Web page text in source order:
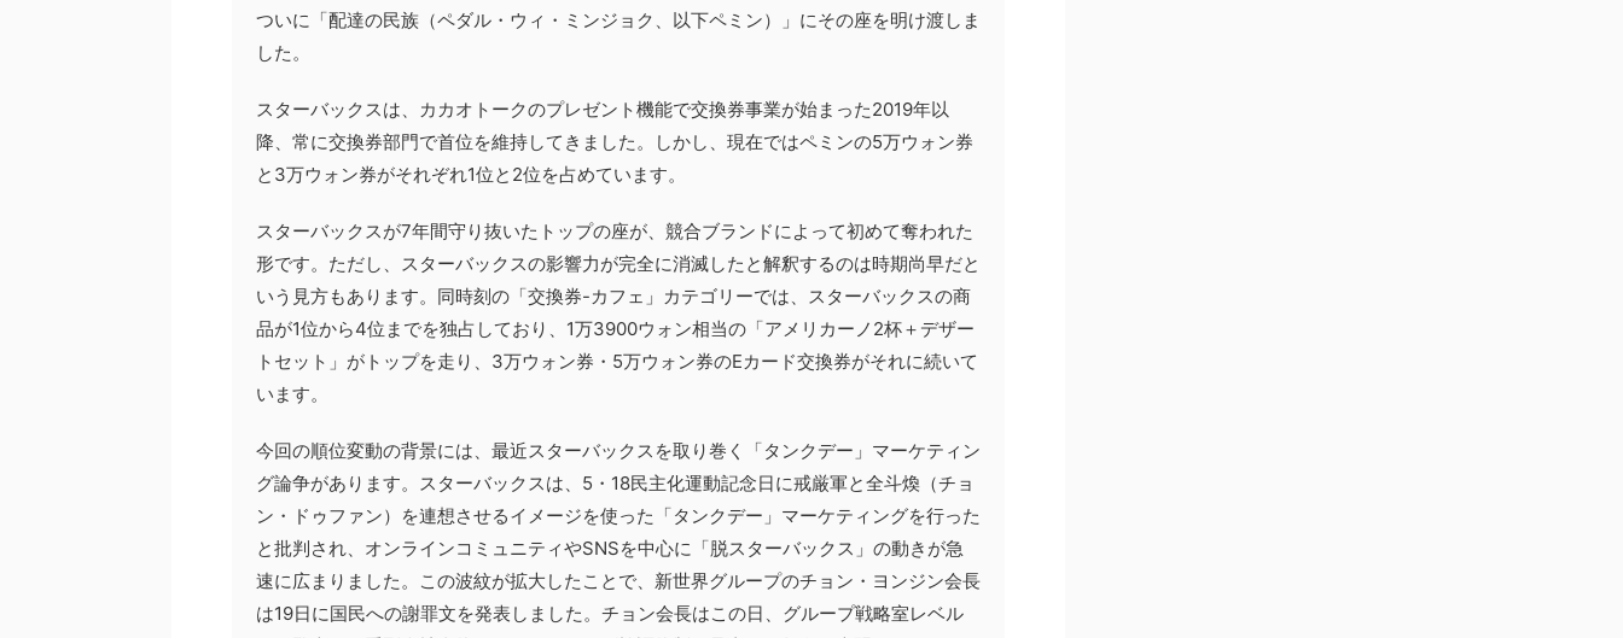
ついに「配達の民族（ペダル・ウィ・ミンジョク、以下ペミン）」にその座を明け渡しま
した。
スターバックスは、カカオトークのプレゼント機能で交換券事業が始まった2019年以
降、常に交換券部門で首位を維持してきました。しかし、現在ではペミンの5万ウォン券
と3万ウォン券がそれぞれ1位と2位を占めています。
スターバックスが7年間守り抜いたトップの座が、競合ブランドによって初めて奪われた
形です。ただし、スターバックスの影響力が完全に消滅したと解釈するのは時期尚早だと
いう見方もあります。同時刻の「交換券-カフェ」カテゴリーでは、スターバックスの商
品が1位から4位までを独占しており、1万3900ウォン相当の「アメリカーノ2杯＋デザー
トセット」がトップを走り、3万ウォン券・5万ウォン券のEカード交換券がそれに続いて
います。
今回の順位変動の背景には、最近スターバックスを取り巻く「タンクデー」マーケティン
グ論争があります。スターバックスは、5・18民主化運動記念日に戒厳軍と全斗煥（チョ
ン・ドゥファン）を連想させるイメージを使った「タンクデー」マーケティングを行った
と批判され、オンラインコミュニティやSNSを中心に「脱スターバックス」の動きが急
速に広まりました。この波紋が拡大したことで、新世界グループのチョン・ヨンジン会長
は19日に国民への謝罪文を発表しました。チョン会長はこの日、グループ戦略室レベル